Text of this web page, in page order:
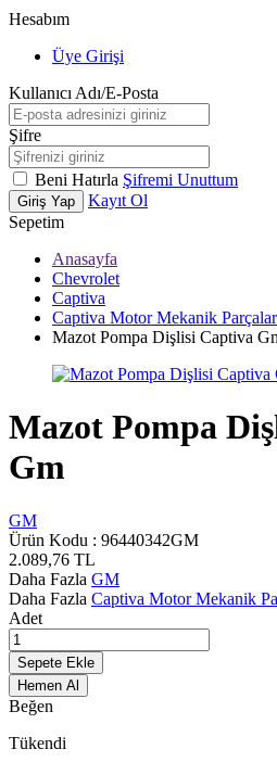
Hesabım
Üye Girişi
Kullanıcı Adı/E-Posta
Şifre
Beni Hatırla Şifremi Unuttum
Giriş Yap
Kayıt Ol
Sepetim
Anasayfa
Chevrolet
Captiva
Captiva Motor Mekanik
Mazot Pompa Dişlisi Captiva
Mazot Pompa
Gm
GM
Ürün Kodu : 96440342GM
2.089,76 TL
Daha Fazla GM
Daha Fazla Captiva Motor Mekanik
Adet
Sepete Ekle
Hemen Al
Beğen
Tükendi